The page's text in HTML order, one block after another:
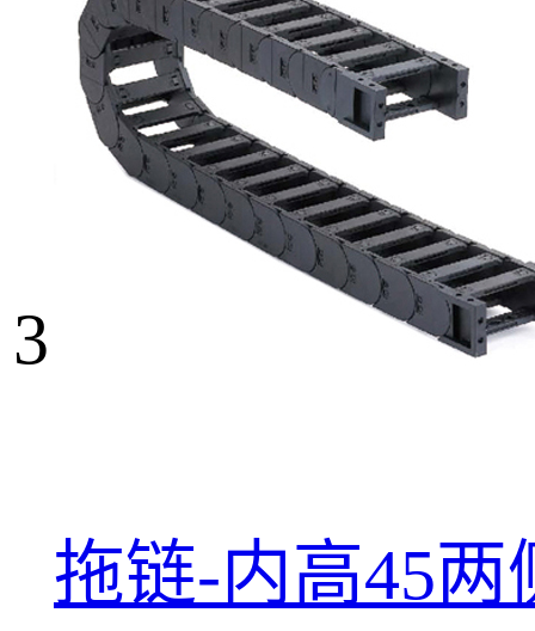
3
拖链-内高45两